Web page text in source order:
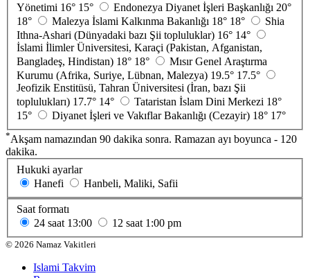
Yönetimi 16° 15° Endonezya Diyanet İşleri Başkanlığı 20°
18°
Malezya İslami Kalkınma Bakanlığı 18° 18°
Shia
Ithna-Ashari (Dünyadaki bazı Şii topluluklar) 16° 14°
İslami İlimler Üniversitesi, Karaçi (Pakistan, Afganistan,
Bangladeş, Hindistan) 18° 18°
Mısır Genel Araştırma
Kurumu (Afrika, Suriye, Lübnan, Malezya) 19.5° 17.5°
Jeofizik Enstitüsü, Tahran Üniversitesi (İran, bazı Şii
toplulukları) 17.7° 14° Tataristan İslam Dini Merkezi 18°
15°
Diyanet İşleri ve Vakıflar Bakanlığı (Cezayir) 18° 17°
*Akşam namazından 90 dakika sonra. Ramazan ayı boyunca - 120
dakika.
Hukuki ayarlar
Hanefi
Hanbeli, Maliki, Safii
Saat formatı
24 saat 13:00 12 saat 1:00 pm
© 2026 Namaz Vakitleri
Islami Takvim